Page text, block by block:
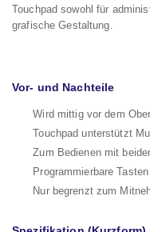
Touchpad sowohl für
grafische Gestaltung.
Vor- und Nachteile
Wird mittig vor dem
Touchpad unterstützt
Zum Bedienen mit
Programmierbare Tasten
Nur begrenzt zum